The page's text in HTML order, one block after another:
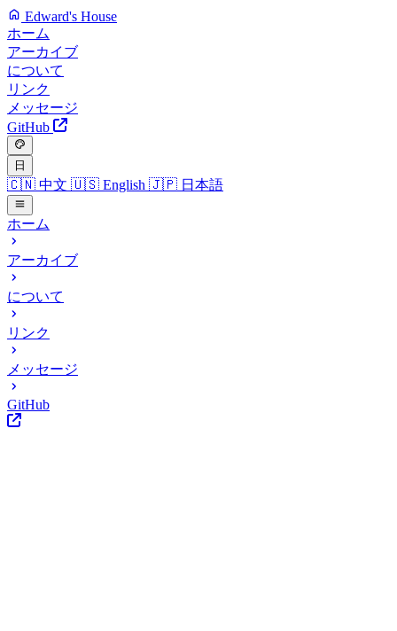
Edward's House
ホーム
アーカイブ
について
リンク
メッセージ
GitHub
日
🇨🇳 中文 🇺🇸 English 🇯🇵 日本語
ホーム
アーカイブ
について
リンク
メッセージ
GitHub